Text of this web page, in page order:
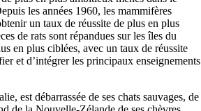
les années 1960, les mammifères
un taux de réussite de plus en plus
de rats sont répandues sur les îles du
en plus ciblées, avec un taux de réussite
et d’intégrer les principaux enseignements
est débarrassée de ses chats sauvages, de